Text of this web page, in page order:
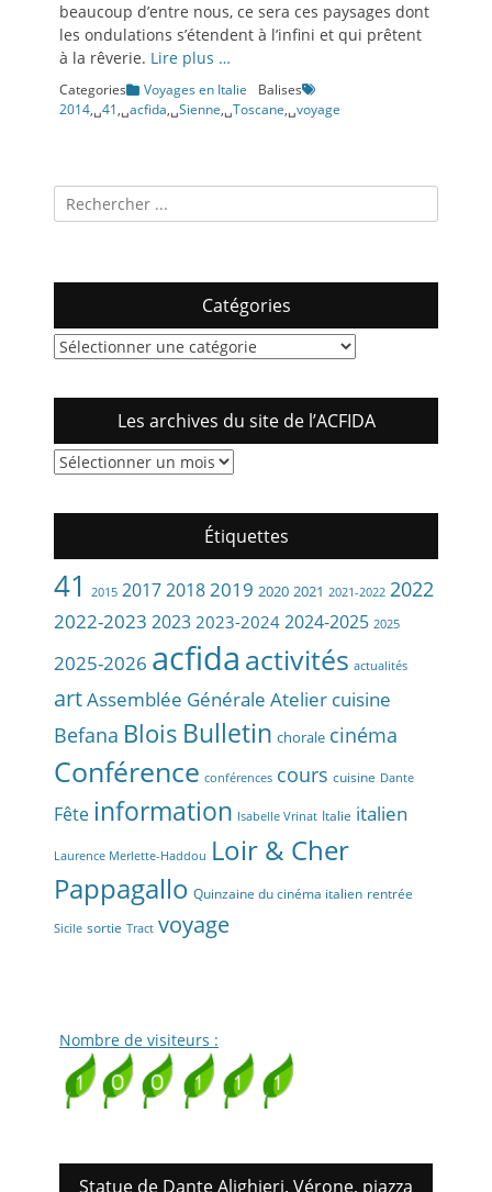
beaucoup d’entre nous, ce sera ces paysages dont
les ondulations s’étendent à l’infini et qui prêtent
à la rêverie. Lire plus …
Categories Voyages en Italie
Balises
2014,␣41,␣acfida,␣Sienne,␣Toscane,␣voyage
Recherche
pour:
Catégories
Catégories
Les archives du site de l’ACFIDA
Les
l’ACFIDA
Étiquettes
41 2015 201720182019 2020 2021 2021-2022 2022
2022-2023 2023 2023-2024 2024-2025 2025
2025-2026 acfida activités actualités
artAssemblée Générale Atelier cuisine
Befana Blois Bulletin chorale cinéma
Conférence conférences cours cuisine Dante
Fête information Isabelle Vrinat Italie italien
Laurence Merlette-Haddou Loir & Cher
Pappagallo Quinzaine du cinéma italien rentrée
Sicile sortie Tract voyage
Nombre de visiteurs :
Statue de Dante Alighieri. Vérone, piazza